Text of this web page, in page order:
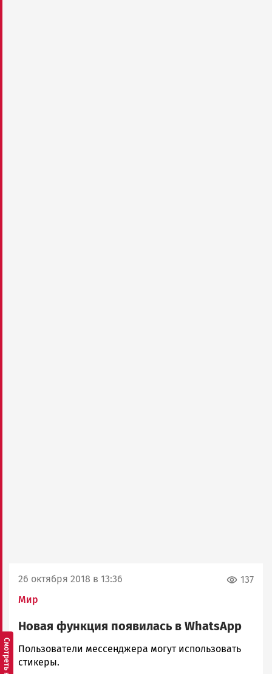
26 октября 2018 в 13:36
Мир
137
Новая функция появилась в WhatsApp
Корректор
Новости
Пользователи мессенджера могут использовать
стикеры.